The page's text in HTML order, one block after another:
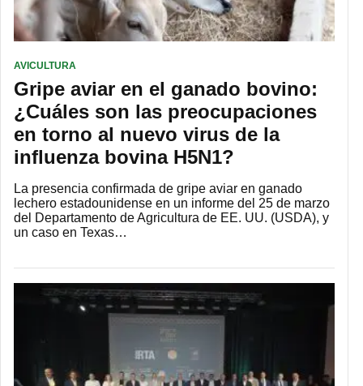
AVICULTURA
Gripe aviar en el ganado bovino:
¿Cuáles son las preocupaciones
en torno al nuevo virus de la
influenza bovina H5N1?
La presencia confirmada de gripe aviar en ganado
lechero estadounidense en un informe del 25 de marzo
del Departamento de Agricultura de EE. UU. (USDA), y
un caso en Texas…